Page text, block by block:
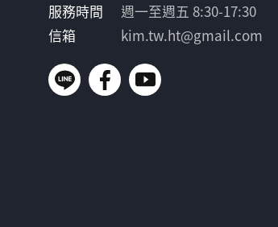
服務時間
週一至週五 8:30-17:30
信箱
kim.tw.ht@gmail.com